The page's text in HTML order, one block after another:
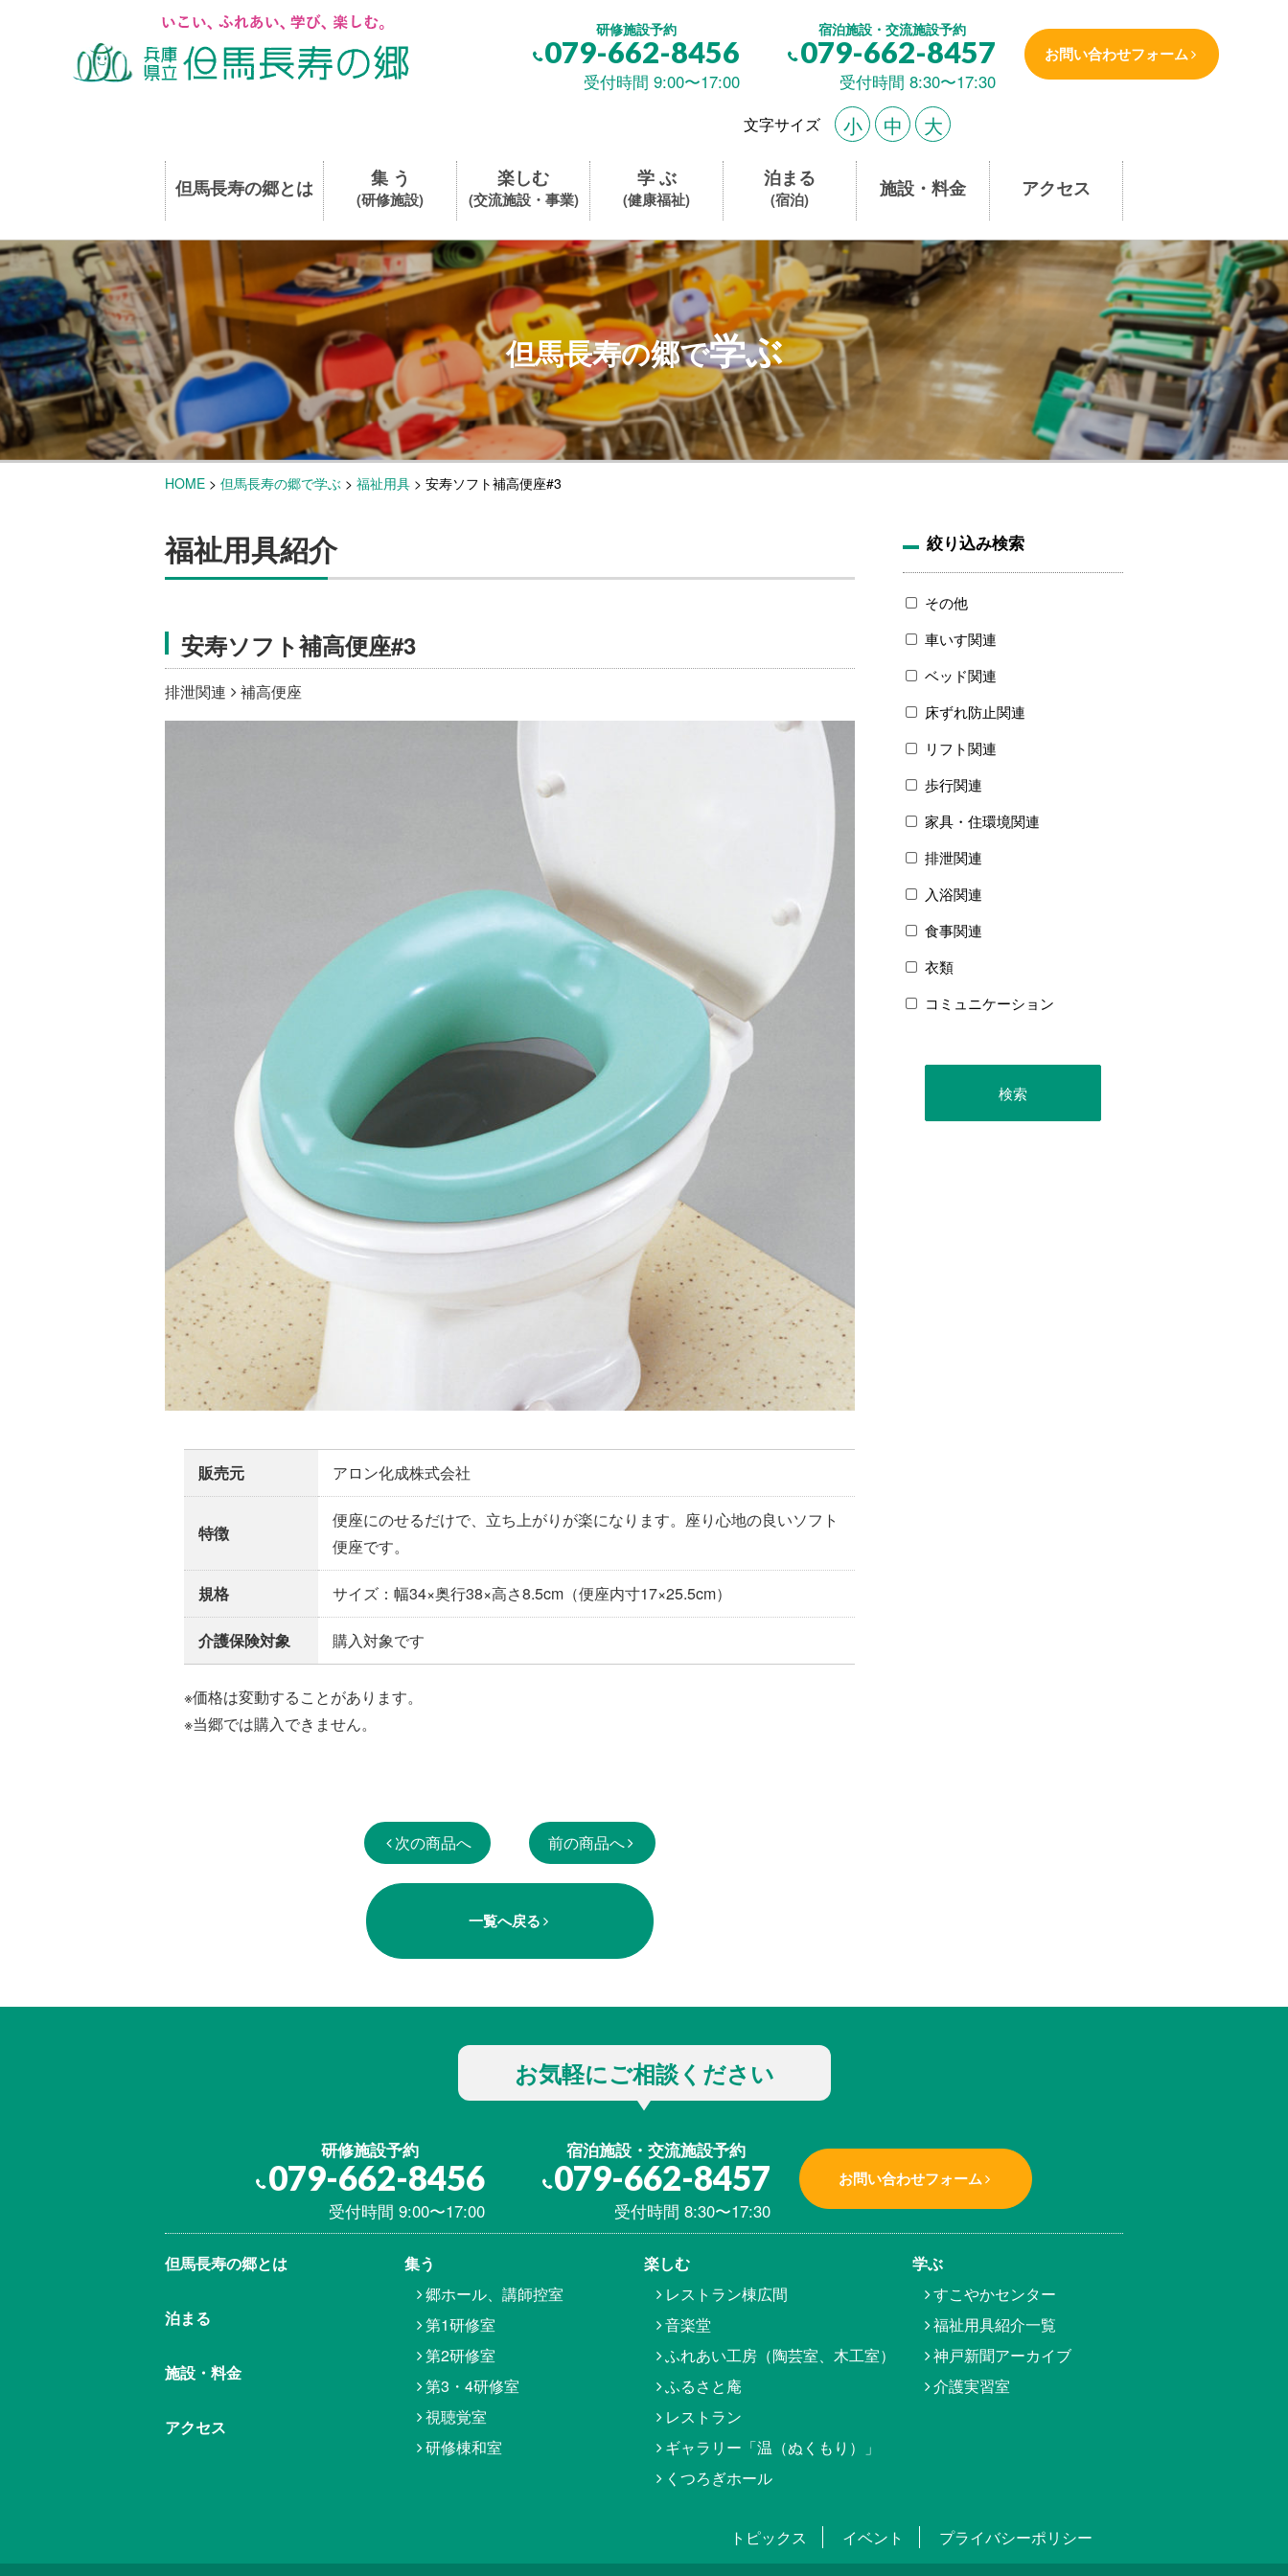
研修施設予約
079-662-8456
受付時間 9:00〜17:00
宿泊施設・交流施設予約
079-662-8457
受付時間 8:30〜17:30
お問い合わせフォーム
文字サイズ 小 中 大
但馬長寿の郷とは 集 う
(研修施設)
楽しむ
(交流施設・事業)
学 ぶ
(健康福祉)
泊まる
(宿泊) 施設・料金 アクセス
但馬長寿の郷で学ぶ
HOME > 但馬長寿の郷で学ぶ > 福祉用具 > 安寿ソフト補高便座#3
福祉用具紹介
安寿ソフト補高便座#3
排泄関連 補高便座
販売元 アロン化成株式会社
特徴
便座にのせるだけで、立ち上がりが楽になります。座り心地の良いソフト
便座です。
規格 サイズ：幅34×奥行38×高さ8.5cm（便座内寸17×25.5cm）
介護保険対象 購入対象です
※価格は変動することがあります。
※当郷では購入できません。
次の商品へ 前の商品へ
一覧へ戻る
絞り込み検索
その他
車いす関連
ベッド関連
床ずれ防止関連
リフト関連
歩行関連
家具・住環境関連
排泄関連
入浴関連
食事関連
衣類
コミュニケーション
お気軽にご相談ください
研修施設予約
079-662-8456
受付時間 9:00〜17:00
宿泊施設・交流施設予約
079-662-8457
受付時間 8:30〜17:30
お問い合わせフォーム
但馬⾧寿の郷とは
泊まる
施設・料金
アクセス
集う
郷ホール、講師控室
第1研修室
第2研修室
第3・4研修室
視聴覚室
研修棟和室
楽しむ
レストラン棟広間
音楽堂
ふれあい工房（陶芸室、木工室）
ふるさと庵
レストラン
ギャラリー「温（ぬくもり）」
くつろぎホール
学ぶ
すこやかセンター
福祉用具紹介一覧
神戸新聞アーカイブ
介護実習室
トピックス イベント プライバシーポリシー